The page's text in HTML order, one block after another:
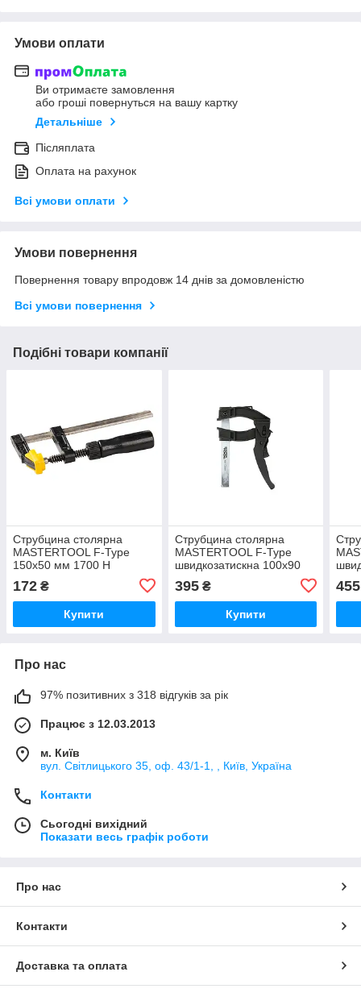
Умови оплати
Ви отримаєте замовлення
або гроші повернуться на вашу картку
Детальніше
Післяплата
Оплата на рахунок
Всі умови оплати
Умови повернення
Повернення товару впродовж 14 днів за домовленістю
Всі умови повернення
Подібні товари компанії
Струбцина столярна
MASTERTOOL F-Type
150х50 мм 1700 Н
дерев&#x27;яна ручка DIN
5117
172 ₴
Купити
Струбцина столярна
MASTERTOOL F-Type
швидкозатискна 100х90
395₴
Купити
455
Про нас
97% позитивних з 318 відгуків за рік
Працює з 12.03.2013
м. Київ
вул. Світлицького 35, оф. 43/1-1, , Київ, Україна
Контакти
Сьогодні вихідний
Показати весь графік роботи
Про нас
Контакти
Доставка та оплата